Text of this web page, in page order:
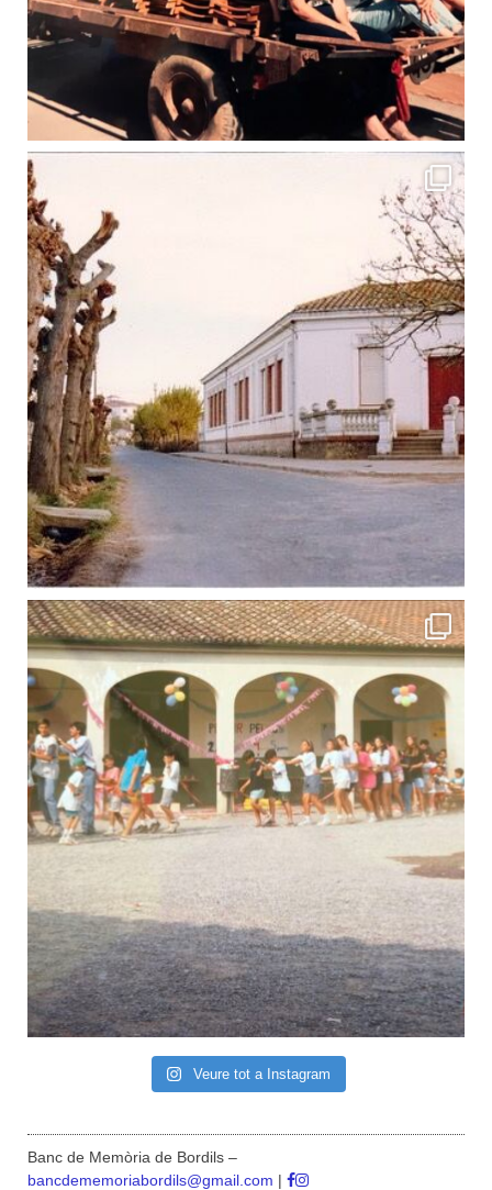
Veure tot a Instagram
Banc de Memòria de Bordils –
bancdememoriabordils@gmail.com |